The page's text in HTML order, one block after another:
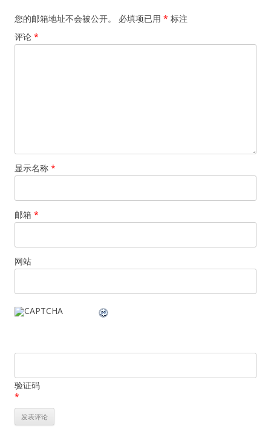
您的邮箱地址不会被公开。 必填项已用 * 标注
评论 *
显示名称 *
邮箱 *
网站
验证码
*